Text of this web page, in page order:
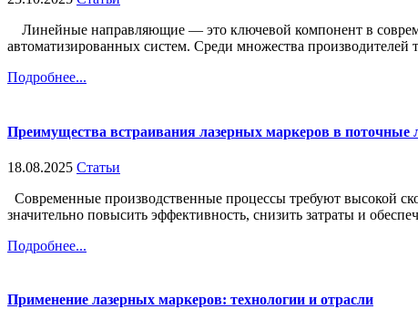
Линейные направляющие — это ключевой компонент в
автоматизированных систем. Среди множества производителей
Подробнее...
Преимущества встраивания лазерных маркеров в поточные
18.08.2025 Статьи
Современные производственные процессы требуют высокой
значительно повысить эффективность, снизить затраты и
Подробнее...
Применение лазерных маркеров: технологии и отрасли